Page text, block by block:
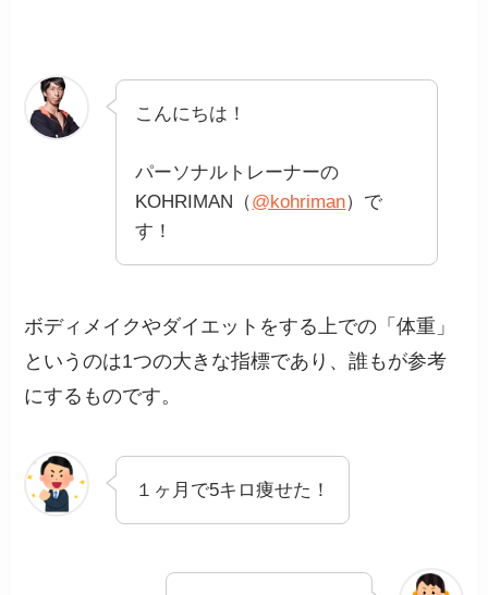
こんにちは！
パーソナルトレーナーの
KOHRIMAN（@kohriman）で
す！
ボディメイクやダイエットをする上での「体重」
というのは1つの大きな指標であり、誰もが参考
にするものです。
１ヶ月で5キロ痩せた！